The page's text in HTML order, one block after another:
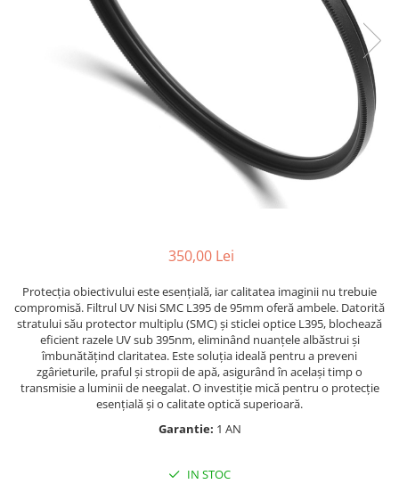
Filtre White Balance
Convertoare pe filet foto video
Inele reductii obiective
Bracket-uri si suporti
Huse protectie blitz extern
Huse protectie filtre gel
Incarcatoare acumulatori Foto-
Huse protectie acumulatori foto
Tablete grafice
Adaptoare pentru convertoare sau
Microfoane / Reportofoane
Nivela patina
Ocular
Transmitator de fisiere fara fir
Camere Video Compacte
Declansatoare Radio si Infrarosu
Huse si genti pentru studio
Becuri si lampa blitz studio
Suruburi si piulite, adaptoare de
Imprimante SECOND HAND
Video - Convertoare pe filet
Acumulatori si incarcatoare S.H.
Adaptoare pentru compacte
350,00 Lei
Protecția obiectivului este esențială, iar calitatea imaginii nu trebuie
compromisă. Filtrul UV Nisi SMC L395 de 95mm oferă ambele. Datorită
stratului său protector multiplu (SMC) și sticlei optice L395, blochează
eficient razele UV sub 395nm, eliminând nuanțele albăstrui și
îmbunătățind claritatea. Este soluția ideală pentru a preveni
zgârieturile, praful și stropii de apă, asigurând în același timp o
transmisie a luminii de neegalat. O investiție mică pentru o protecție
esențială și o calitate optică superioară.
Garantie: 1 AN
IN STOC